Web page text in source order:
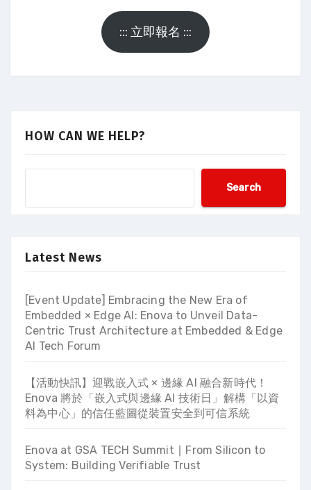
::: 立即報名 :::
HOW CAN WE HELP?
Search
Latest News
[Event Update] Embracing the New Era of
Embedded × Edge AI: Enova to Unveil Data-
Centric Trust Architecture at Embedded & Edge
AI Tech Forum
【活動快訊】迎戰嵌入式 × 邊緣 AI 融合新時代！
Enova 將於「嵌入式與邊緣 AI 技術日」解構「以資
料為中心」的信任藍圖從裝置安全到可信系統
Enova at GSA TECH Summit ∣ From Silicon to
System: Building Verifiable Trust